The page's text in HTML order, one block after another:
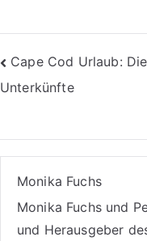
Cape Cod Urlaub:
Unterkünfte
Monika Fuchs
Monika Fuchs und
und Herausgeber